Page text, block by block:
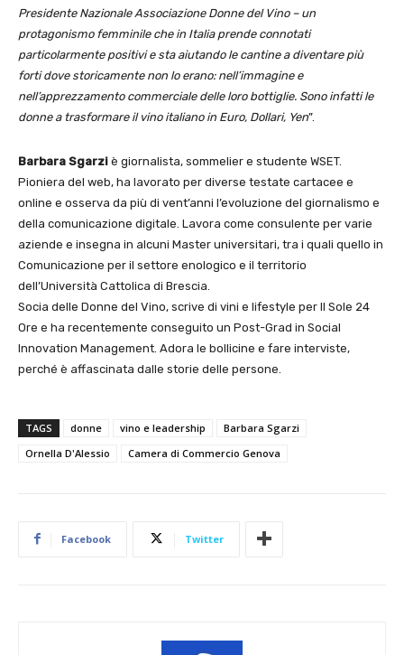
Presidente Nazionale Associazione Donne del Vino – un
protagonismo femminile che in Italia prende connotati
particolarmente positivi e sta aiutando le cantine a diventare più
forti dove storicamente non lo erano: nell’immagine e
nell’apprezzamento commerciale delle loro bottiglie. Sono infatti le
donne a trasformare il vino italiano in Euro, Dollari, Yen”.
Barbara Sgarzi è giornalista, sommelier e studente WSET.
Pioniera del web, ha lavorato per diverse testate cartacee e
online e osserva da più di vent’anni l’evoluzione del giornalismo e
della comunicazione digitale. Lavora come consulente per varie
aziende e insegna in alcuni Master universitari, tra i quali quello in
Comunicazione per il settore enologico e il territorio
dell’Università Cattolica di Brescia.
Socia delle Donne del Vino, scrive di vini e lifestyle per Il Sole 24
Ore e ha recentemente conseguito un Post-Grad in Social
Innovation Management. Adora le bollicine e fare interviste,
perché è affascinata dalle storie delle persone.
TAGS donne vino e leadership
Barbara Sgarzi
Ornella D'Alessio
Camera di Commercio Genova
Facebook Twitter